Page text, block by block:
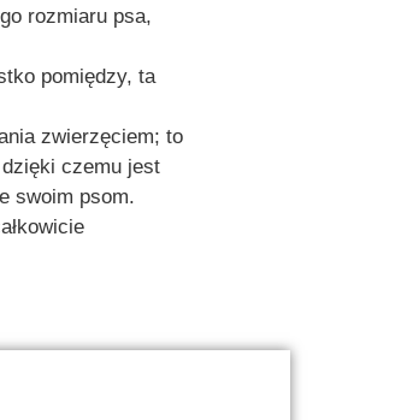
rozmiaru psa,
pomiędzy, ta
zwierzęciem; to
czemu jest
swoim psom.